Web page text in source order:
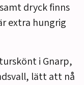
dryck finns
extra hungrig
i Gnarp,
lätt att nå